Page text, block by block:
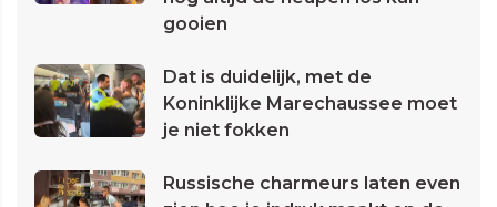
gooien
Dat is duidelijk, met de
Koninklijke Marechaussee moet
je niet fokken
Russische charmeurs laten even